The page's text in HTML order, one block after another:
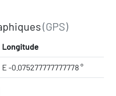
(GPS)
Longitude
E -0.075277777777778 °